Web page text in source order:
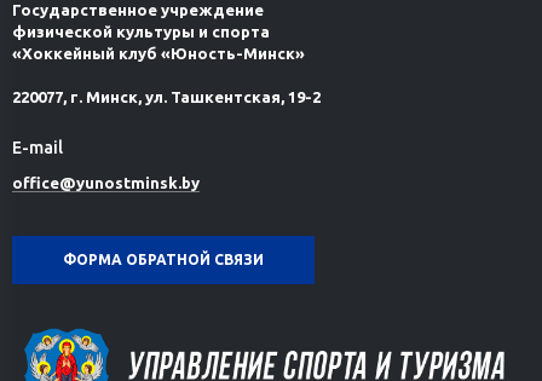
Государственное учреждение
физической культуры и спорта
«Хоккейный клуб «Юность-Минск»
220077, г. Минск, ул. Ташкентская, 19-2
E-mail
office@yunostminsk.by
ФОРМА ОБРАТНОЙ СВЯЗИ